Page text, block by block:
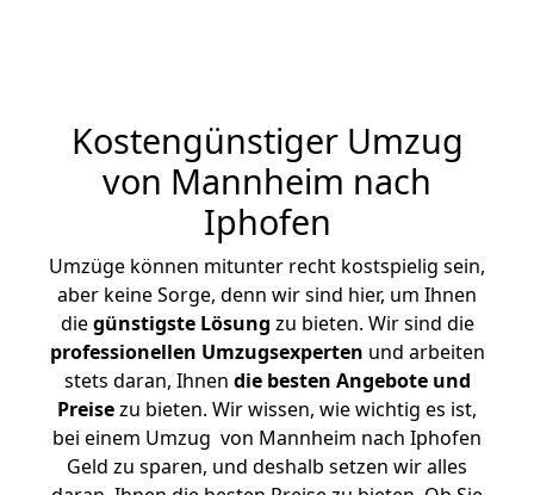
Kostengünstiger Umzug
von Mannheim nach
Iphofen
Umzüge können mitunter recht kostspielig sein,
aber keine Sorge, denn wir sind hier, um Ihnen
diegünstigste Lösung zu bieten. Wir sind die
professionellen Umzugsexperten und arbeiten
stets daran, Ihnen die besten Angebote und
Preisezu bieten. Wir wissen, wie wichtig es ist,
bei einem Umzug von Mannheim nach Iphofen
Geld zu sparen, und deshalb setzen wir alles